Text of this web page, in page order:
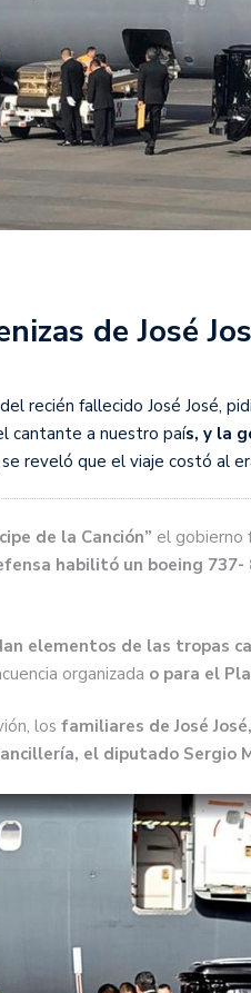
de José
recién fallecido José José,
cantante a nuestro país, y la
se reveló que el viaje costó al
de la Canción” el gobierno
habilitó un boeing 737-
elementos de las tropas
organizada o para el
los familiares de José José,
el diputado Sergio